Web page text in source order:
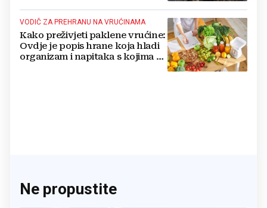
VODIČ ZA PREHRANU NA VRUĆINAMA
Kako preživjeti paklene vrućine:
Ovdje je popis hrane koja hladi
organizam i napitaka s kojima si
Ne propustite